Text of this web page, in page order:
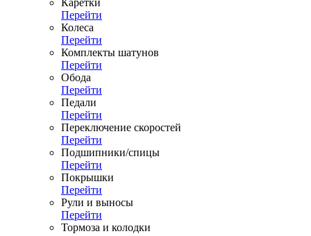
Каретки
Перейти
Колеса
Перейти
Комплекты шатунов
Перейти
Обода
Перейти
Педали
Перейти
Переключение скоростей
Перейти
Подшипники/спицы
Перейти
Покрышки
Перейти
Рули и выносы
Перейти
Тормоза и колодки